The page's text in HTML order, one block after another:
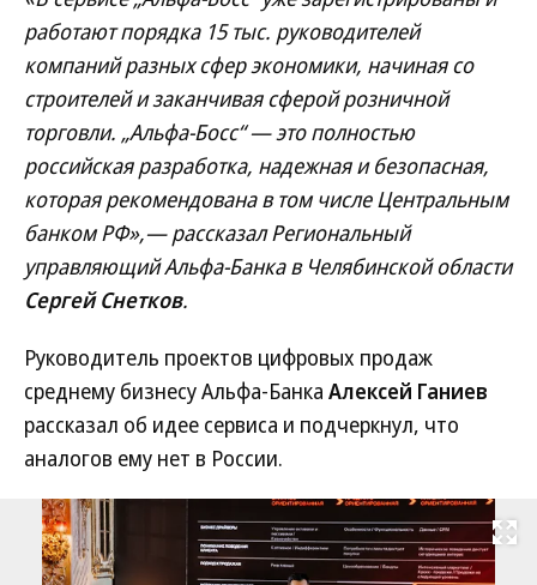
работают порядка 15 тыс. руководителей
компаний разных сфер экономики, начиная со
строителей и заканчивая сферой розничной
торговли. „Альфа-Босс“ — это полностью
российская разработка, надежная и безопасная,
которая рекомендована в том числе Центральным
банком РФ»,— рассказал Региональный
управляющий Альфа-Банка в Челябинской области
Сергей Снетков.
Руководитель проектов цифровых продаж
среднему бизнесу Альфа-Банка Алексей Ганиев
рассказал об идее сервиса и подчеркнул, что
аналогов ему нет в России.
Развернуть